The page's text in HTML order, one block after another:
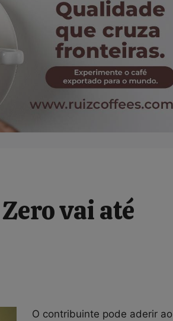
vai até
O contribuinte pode aderir ao